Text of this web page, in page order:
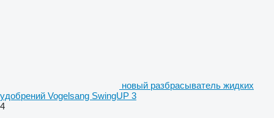
новый разбрасыватель жидких
удобрений Vogelsang SwingUP 3
4